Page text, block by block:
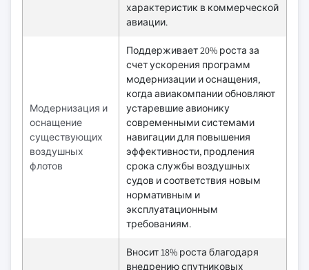
характеристик в коммерческой
авиации.
Модернизация и
оснащение
существующих
воздушных
флотов
Поддерживает 20% роста за
счет ускорения программ
модернизации и оснащения,
когда авиакомпании обновляют
устаревшие авионику
современными системами
навигации для повышения
эффективности, продления
срока службы воздушных
судов и соответствия новым
нормативным и
эксплуатационным
требованиям.
Вносит 18% роста благодаря
внедрению спутниковых